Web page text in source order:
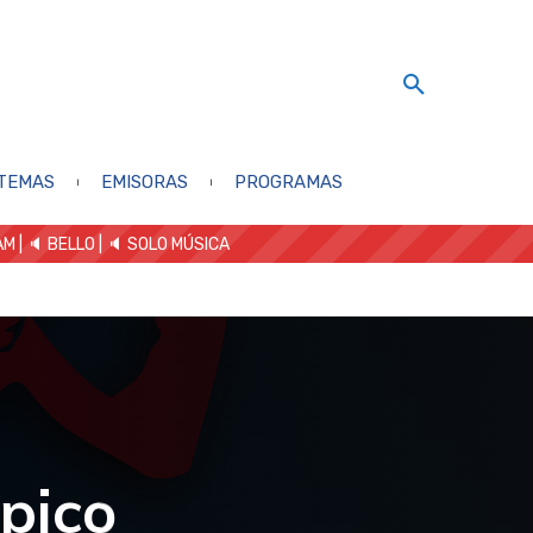
EMISORAS PROGRAMAS
| 🔈 BELLO 🔈 SOLO MÚSICA